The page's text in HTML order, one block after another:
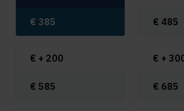
€ 385 € 485
€ + 200
€ 585
€ +
€ 685